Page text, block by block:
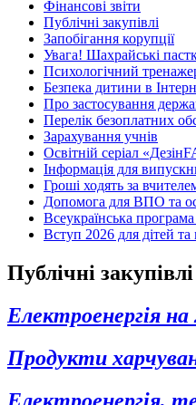
Фінансові звіти
Публічні закупівлі
Запобігання корупції
Увага! Шахрайські
Психологічний
Безпека дитини в
Про застосування
Перелік безоплатних
Зарахування учнів
Освітній серіал
Інформація для
Гроші ходять за
Допомога для ВПО та
Всеукраїнська
Вступ 2026 для дітей
Публічні
Електроенергія на
Продукти
Електроенергія,